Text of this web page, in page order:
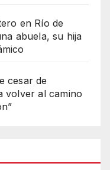
en Río de
abuela, su hija
cesar de
volver al camino